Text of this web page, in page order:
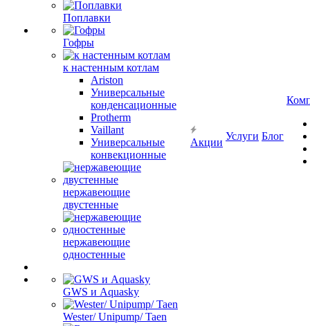
Поплавки
Гофры
к настенным котлам
Ariston
Универсальные
конденсационные
Protherm
Vaillant
Универсальные
конвекционные
нержавеющие
двустенные
нержавеющие
одностенные
GWS и Aquasky
Wester/ Unipump/ Taen
Акции
Услуги Блог